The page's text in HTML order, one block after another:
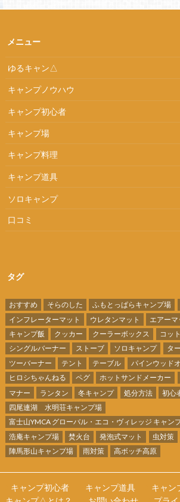
メニュー
ゆるキャン△
キャンプノウハウ
キャンプ初心者
キャンプ場
キャンプ料理
キャンプ道具
ソロキャンプ
口コミ
タグ
おすすめ そらのした ふもとっぱらキャンプ場
インフレーターマット
ウレタンマット エアーマ
キャンプ飯
クッカー クーラーボックス コット
シングルバーナー
ストーブ ソロキャンプ タ
ツーバーナー
テント テーブル
パインウッド
ヒロシちゃんねる
ペグ ホットサンドメーカー
マナー
ランタン 冬キャンプ 処分方法 初心
四尾連湖 水明荘キャンプ場
富士山YMCA グローバル・エコ・ヴィレッジ キャン
浩庵キャンプ場
焚火台 発泡式マット 虫対策
陣馬形山キャンプ場
雨対策 高ボッチ高原
キャンプ初心者 キャンプ道具 キャン